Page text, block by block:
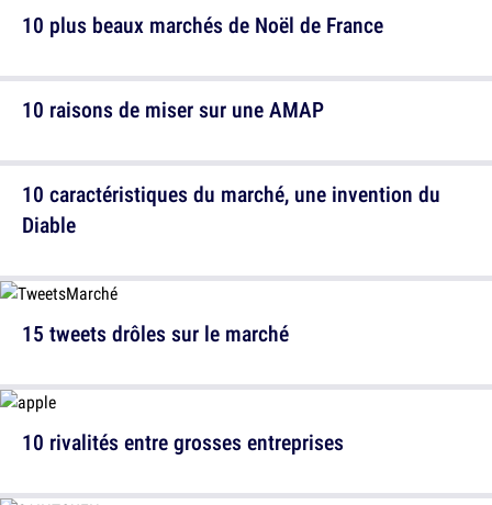
10 plus beaux marchés de Noël de France
10 raisons de miser sur une AMAP
15 tweets drôles sur le marché
10 caractéristiques du marché, une invention du
Diable
10 rivalités entre grosses entreprises